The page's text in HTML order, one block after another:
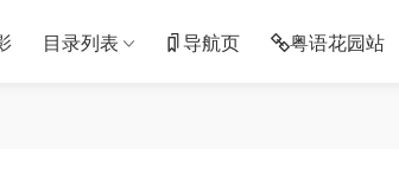
目录列表 导航页 粤语花园站